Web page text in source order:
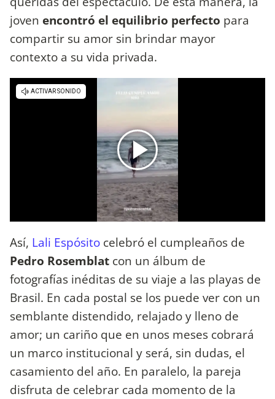
joven encontró el equilibrio perfecto para
compartir su amor sin brindar mayor
contexto a su vida privada.
Así, Lali Espósito celebró el cumpleaños de
Pedro Rosemblat con un álbum de
fotografías inéditas de su viaje a las playas de
Brasil. En cada postal se los puede ver con un
semblante distendido, relajado y lleno de
amor; un cariño que en unos meses cobrará
un marco institucional y será, sin dudas, el
casamiento del año. En paralelo, la pareja
disfruta de celebrar cada momento de la